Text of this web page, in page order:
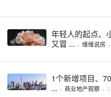
年轻人的起点、
又冒 ... · 维维说房 ·
1个新增项目、
... · 商业地产观察 ·